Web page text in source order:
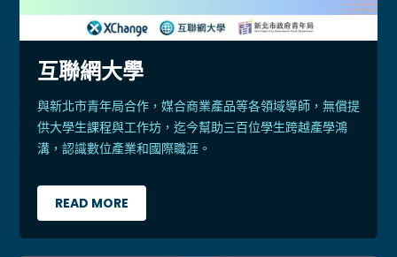
互聯網大學
與新北市青年局合作，媒合商業產品等各領域導師，無償提
供大學生課程與工作坊，迄今幫助三百位學生跨越產學鴻
溝，認識數位產業和國際職涯。
READ MORE